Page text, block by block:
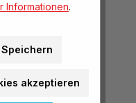
Informationen.
Speichern
akzeptieren